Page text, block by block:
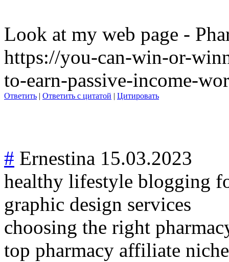
Look at my web page -
https://you-can-win-or-
to-earn-passive-income-
Ответить | Ответить с цитатой | Цитировать
# Ernestina 15.03.2023
healthy lifestyle blogging
graphic design services
choosing the right
top pharmacy affiliate